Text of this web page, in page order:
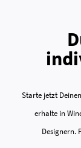
Starte jetzt
erhalte in
Designern.